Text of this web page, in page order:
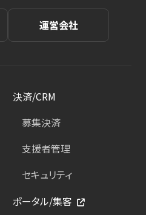
運営会社
決済/CRM
募集決済
支援者管理
セキュリティ
ポータル/集客